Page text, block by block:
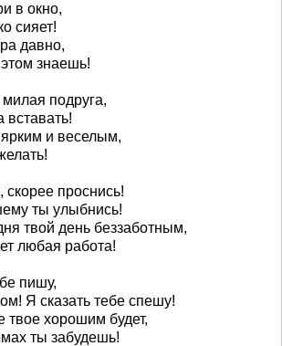
в окно,
сияет!
давно,
знаешь!
подруга,
ярким и веселым,
скорее проснись!
ты улыбнись!
твой день беззаботным,
любая работа!
пишу,
Я сказать тебе спешу!
твое хорошим будет,
ты забудешь!